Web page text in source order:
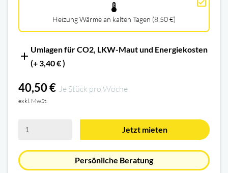
thermostat
Heizung Wärme an kalten Tagen (8,50 €)
add
Umlagen für CO2, LKW-Maut und Energiekosten
(+ 3,40 € )
40,50 € Je Stück pro Woche
exkl. MwSt.
Jetzt mieten
Persönliche Beratung